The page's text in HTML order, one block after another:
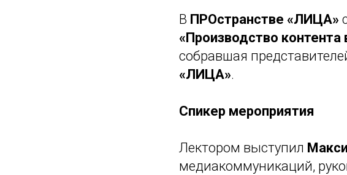
В ПРОстранстве «ЛИЦА»
«Производство
собравшая
«ЛИЦА».
Спикер мероприятия
Лектором выступил
медиакоммуникаций,